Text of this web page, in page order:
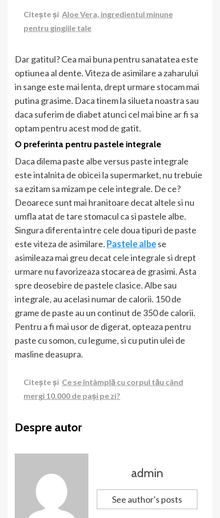
Citește și Aloe Vera, ingredientul minune
pentru gingiile tale
Dar gatitul? Cea mai buna pentru sanatatea este
optiunea al dente. Viteza de asimilare a zaharului
in sange este mai lenta, drept urmare stocam mai
putina grasime. Daca tinem la silueta noastra sau
daca suferim de diabet atunci cel mai bine ar fi sa
optam pentru acest mod de gatit.
O preferinta pentru pastele integrale
Daca dilema paste albe versus paste integrale
este intalnita de obicei la supermarket, nu trebuie
sa ezitam sa mizam pe cele integrale. De ce?
Deoarece sunt mai hranitoare decat altele si nu
umfla atat de tare stomacul ca si pastele albe.
Singura diferenta intre cele doua tipuri de paste
este viteza de asimilare. Pastele albese
asimileaza mai greu decat cele integrale si drept
urmare nu favorizeaza stocarea de grasimi. Asta
spre deosebire de pastele clasice. Albe sau
integrale, au acelasi numar de calorii. 150 de
grame de paste au un continut de 350 de calorii.
Pentru a fi mai usor de digerat, opteaza pentru
paste cu somon, cu legume, si cu putin ulei de
masline deasupra.
Citește și Ce se întâmplă cu corpul tău când
mergi 10.000 de pași pe zi?
Despre autor
admin
See author's posts